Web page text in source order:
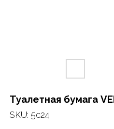
Туалетная бумага
SKU: 5c24